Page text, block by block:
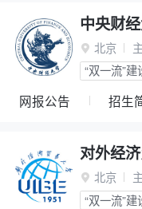
中央财
 北京
“双一流”
网报公告 招生
对外经
 北京
“双一流”